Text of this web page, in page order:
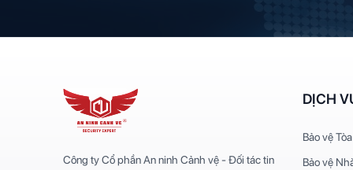
Công ty Cổ phần An ninh Cảnh vệ - Đối tác tin
DỊCH
Bảo vệ
Bảo vệ